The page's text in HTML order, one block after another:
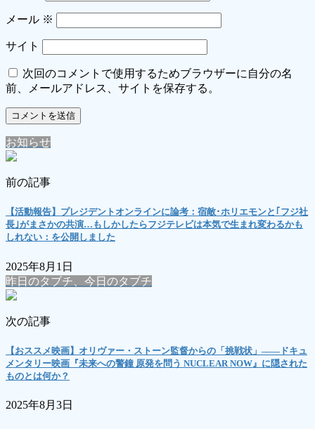
メール ※
サイト
次回のコメントで使用するためブラウザーに自分の名
前、メールアドレス、サイトを保存する。
お知らせ
前の記事
【活動報告】プレジデントオンラインに論考：宿敵･ホリエモンと｢フジ社
長｣がまさかの共演…もしかしたらフジテレビは本気で生まれ変わるかも
しれない：を公開しました
2025年8月1日
昨日のタブチ、今日のタブチ
次の記事
【おススメ映画】オリヴァー・ストーン監督からの「挑戦状」――ドキュ
メンタリー映画『未来への警鐘 原発を問う NUCLEAR NOW』に隠された
ものとは何か？
2025年8月3日